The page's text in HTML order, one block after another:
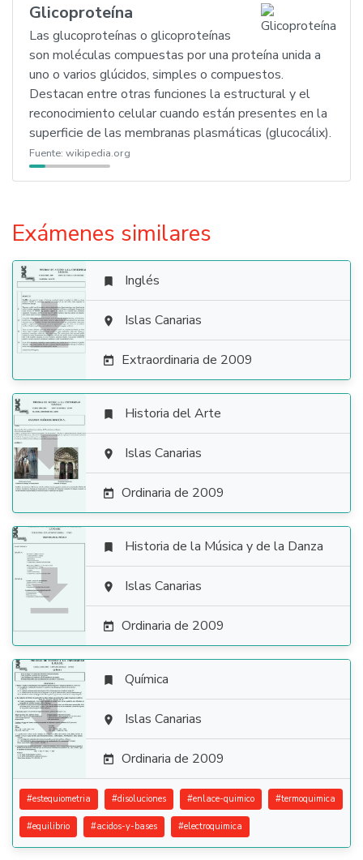
Glicoproteína
Las glucoproteínas o glicoproteínas
son moléculas compuestas por una proteína unida a
uno o varios glúcidos, simples o compuestos.
Destacan entre otras funciones la estructural y el
reconocimiento celular cuando están presentes en la
superficie de las membranas plasmáticas (glucocálix).
Fuente: wikipedia.org
Exámenes similares

 Inglés
 Islas Canarias
 Extraordinaria de 2009

 Historia del Arte
 Islas Canarias
 Ordinaria de 2009

 Historia de la Música y de la Danza
 Islas Canarias
 Ordinaria de 2009

 Química
 Islas Canarias
 Ordinaria de 2009
#estequiometria #disoluciones #enlace-quimico #termoquimica
#equilibrio #acidos-y-bases #electroquimica